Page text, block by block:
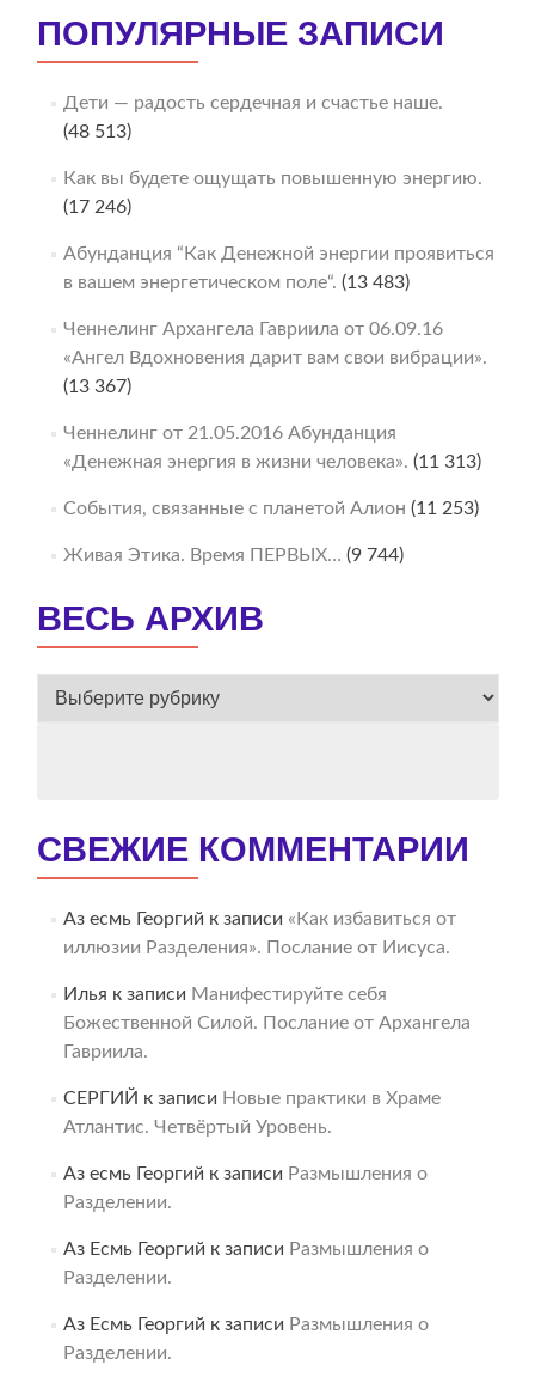
ПОПУЛЯРНЫЕ ЗАПИСИ
Дети — радость сердечная и счастье наше.
(48 513)
Как вы будете ощущать повышенную энергию.
(17 246)
Абунданция “Как Денежной энергии проявиться
в вашем энергетическом поле“. (13 483)
Ченнелинг Архангела Гавриила от 06.09.16
«Ангел Вдохновения дарит вам свои вибрации».
(13 367)
Ченнелинг от 21.05.2016 Абунданция
«Денежная энергия в жизни человека». (11 313)
События, связанные с планетой Алион (11 253)
Живая Этика. Время ПЕРВЫХ… (9 744)
ВЕСЬ АРХИВ
ВЕСЬ
СВЕЖИЕ КОММЕНТАРИИ
Аз есмь Георгий к записи «Как избавиться от
иллюзии Разделения». Послание от Иисуса.
Илья к записи Манифестируйте себя
Божественной Силой. Послание от Архангела
Гавриила.
СЕРГИЙ к записи Новые практики в Храме
Атлантис. Четвёртый Уровень.
Аз есмь Георгий к записи Размышления о
Разделении.
Аз Есмь Георгий к записи Размышления о
Разделении.
Аз Есмь Георгий к записи Размышления о
Разделении.